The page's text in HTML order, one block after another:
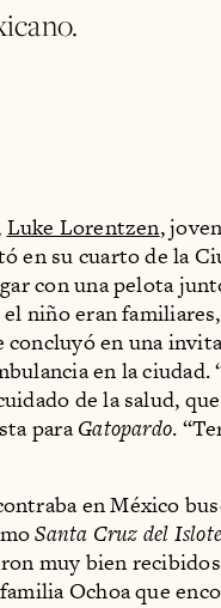
Luke Lorentzen,
en su cuarto de la
con una pelota
niño eran
concluyó en una
en la
de la salud,
paraGatopardo.
en México
Santa Cruz del Islote
muy bien
Ochoa que